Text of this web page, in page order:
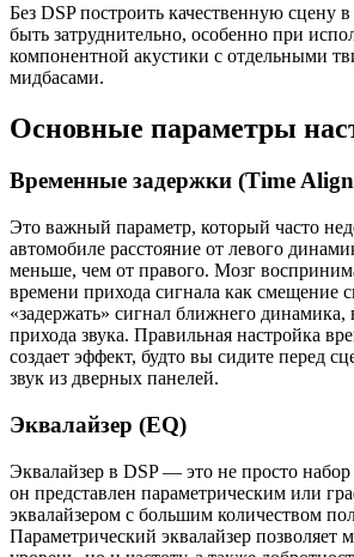
Без DSP построить качественную сцену
быть затруднительно, особенно при
компонентной акустики с отдельными
мидбасами.
Основные параметры
Временные задержки (Time
Это важный параметр, который часто
автомобиле расстояние от левого
меньше, чем от правого. Мозг
времени прихода сигнала как смещение
«задержать» сигнал ближнего динамика,
прихода звука. Правильная настройка
создает эффект, будто вы сидите перед
звук из дверных панелей.
Эквалайзер (EQ)
Эквалайзер в DSP — это не просто
он представлен параметрическим или
эквалайзером с большим количеством
Параметрический эквалайзер позволяет